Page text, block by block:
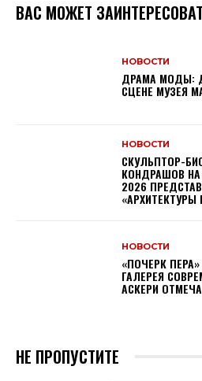
ВАС МОЖЕТ
НОВОСТИ
ДРАМА МОДЫ:
СЦЕНЕ МУЗЕЯ
НОВОСТИ
СКУЛЬПТОР-
КОНДРАШОВ
2026
НОВОСТИ
«ПОЧЕРК ПЕРА»
ГАЛЕРЕЯ
АСКЕРИ
НЕ ПРОПУСТИТЕ